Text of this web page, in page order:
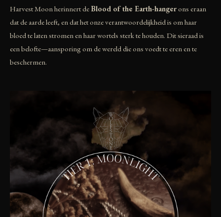
Harvest Moon herinnert de Blood of the Earth-hangerons eraan
dat de aarde leeft, en dat het onze verantwoordelijkheid is om haar
bloed te laten stromen en haar wortels sterk te houden. Dit sieraad is
een belofte—aansporing om de wereld die ons voedt te eren en te
beschermen.